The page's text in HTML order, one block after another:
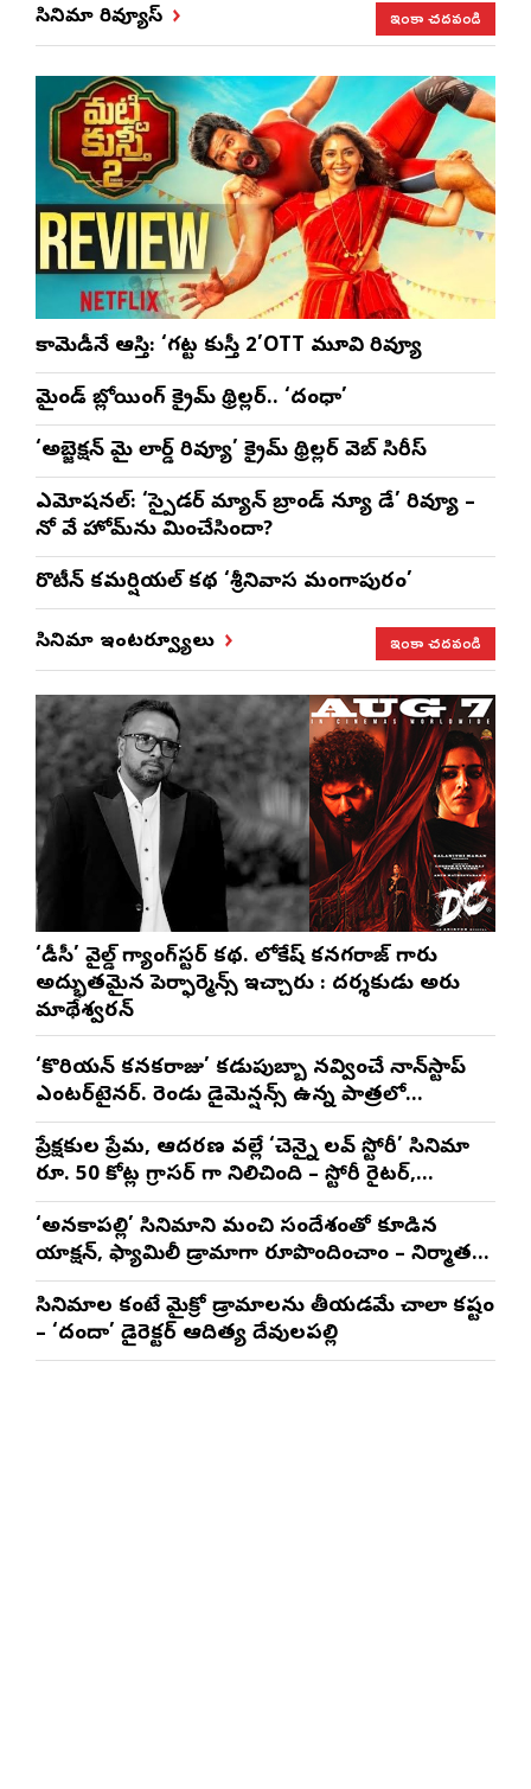
అనన్య నాగళ్ల
సభల్లో
సినిమా రివ్యూస్ ఇంకా చదవండి
కామెడీనే ఆస్తి: ‘గట్ట కుస్తీ 2’OTT మూవి రివ్యూ
మైండ్ బ్లోయింగ్ క్రైమ్ థ్రిల్లర్.. ‘దంధా’
‘అబ్జెక్ష‌న్ మై లార్డ్ రివ్యూ’ క్రైమ్ థ్రిల్ల‌ర్ వెబ్ సిరీస్
ఎమోష‌న‌ల్‌: ‘స్పైడర్ మ్యాన్ బ్రాండ్ న్యూ డే’ రివ్యూ –
నో వే హోమ్‌ను మించేసిందా?
రొటీన్‌ కమర్షియల్‌ కథ ‘శ్రీనివాస మంగాపురం’
సినిమా ఇంటర్వ్యూలు ఇంకా చదవండి
‘డీసీ’ వైల్డ్ గ్యాంగ్‌స్టర్ కథ. లోకేష్ కనగరాజ్ గారు
అద్భుతమైన పెర్ఫార్మెన్స్ ఇచ్చారు : దర్శకుడు అరుణ్
మాథేశ్వరన్
‘కొరియన్ కనకరాజు’ కడుపుబ్బా నవ్వించే నాన్‌స్టాప్
ఎంటర్‌టైనర్. రెండు డైమెన్షన్స్ ఉన్న పాత్రలో
నటించడం చాలా సంతృప్తినిచ్చింది : వరుణ్ తేజ్
ప్రేక్షకుల ప్రేమ, ఆదరణ వల్లే ‘చెన్నై లవ్ స్టోరీ’ సినిమా
రూ. 50 కోట్ల గ్రాసర్ గా నిలిచింది – స్టోరీ రైటర్,
ప్రొడ్యూసర్ సాయి రాజేష్
‘అనకాపల్లి’ సినిమాని మంచి సందేశంతో కూడిన
యాక్షన్, ఫ్యామిలీ డ్రామాగా రూపొందించాం – నిర్మాతలు
త్రినాథరావు నక్కిన, కాండ్రేగుల నాయుడు
సినిమాల కంటే మైక్రో డ్రామాలను తీయడమే చాలా కష్టం
– ‘దందా’ డైరెక్ట‌ర్ ఆదిత్య దేవులపల్లి